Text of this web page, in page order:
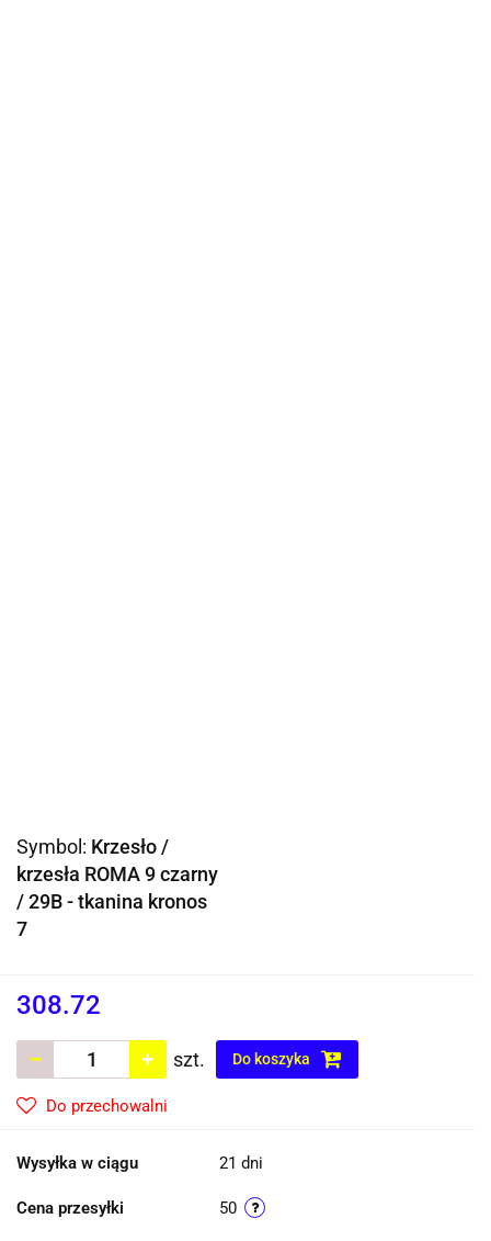
Symbol: Krzesło /
krzesła ROMA 9 czarny
/ 29B - tkanina kronos
7
308.72
szt. Do koszyka
Do przechowalni
Wysyłka w ciągu 21 dni
Cena przesyłki 50